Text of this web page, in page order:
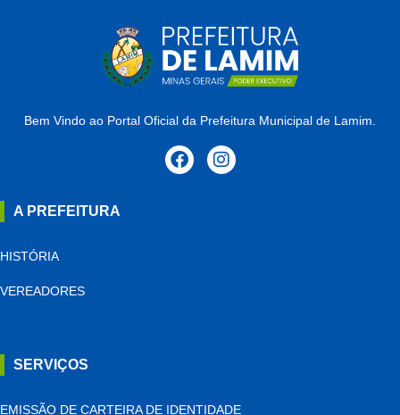
Bem Vindo ao Portal Oficial da Prefeitura Municipal de Lamim.
A PREFEITURA
HISTÓRIA
VEREADORES
SERVIÇOS
EMISSÃO DE CARTEIRA DE IDENTIDADE